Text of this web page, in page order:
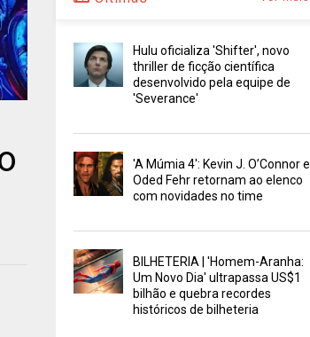
Hulu oficializa 'Shifter', novo
thriller de ficção científica
desenvolvido pela equipe de
'Severance'
'A Múmia 4': Kevin J. O’Connor e
Oded Fehr retornam ao elenco
com novidades no time
BILHETERIA | 'Homem-Aranha:
Um Novo Dia' ultrapassa US$1
bilhão e quebra recordes
históricos de bilheteria